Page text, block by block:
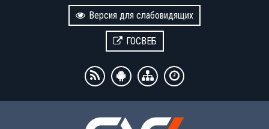
Версия для слабовидящих
ГОСВЕБ